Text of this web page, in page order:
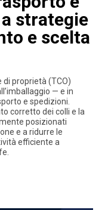
strategie
e scelta
di proprietà (TCO)
— e in
e spedizioni.
corretto dei colli e la
posizionati
e a ridurre le
efficiente a